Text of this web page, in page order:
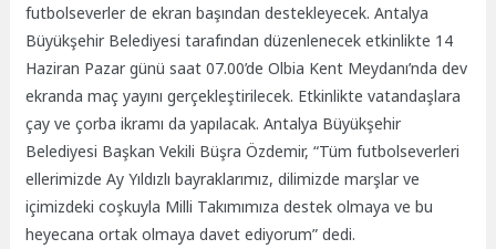
futbolseverler de ekran başından destekleyecek. Antalya
Büyükşehir Belediyesi tarafından düzenlenecek etkinlikte 14
Haziran Pazar günü saat 07.00’de Olbia Kent Meydanı’nda dev
ekranda maç yayını gerçekleştirilecek. Etkinlikte vatandaşlara
çay ve çorba ikramı da yapılacak. Antalya Büyükşehir
Belediyesi Başkan Vekili Büşra Özdemir, “Tüm futbolseverleri
ellerimizde Ay Yıldızlı bayraklarımız, dilimizde marşlar ve
içimizdeki coşkuyla Milli Takımımıza destek olmaya ve bu
heyecana ortak olmaya davet ediyorum” dedi.